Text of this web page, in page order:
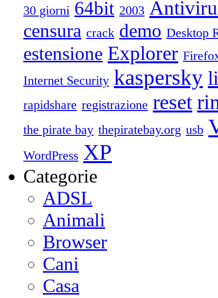
30 giorni 64bit 2003
censura crack demo Desktop
estensione Explorer
Internet Security kaspersky
rapidshare registrazione reset
the pirate bay thepiratebay.org usb
WordPress XP
Categorie
ADSL
Animali
Browser
Cani
Casa